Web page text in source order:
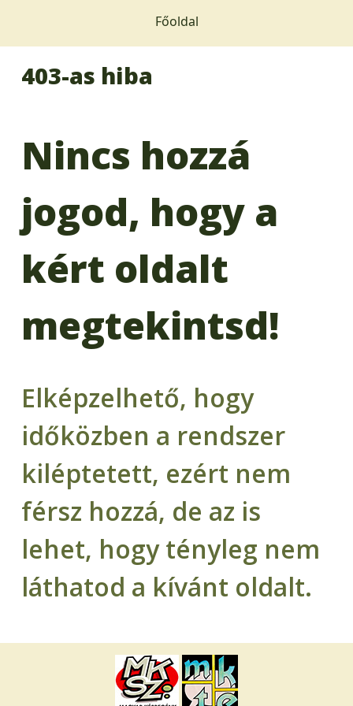
Főoldal
403-as hiba
Nincs hozzá
jogod, hogy a
kért oldalt
megtekintsd!
Elképzelhető, hogy
időközben a rendszer
kiléptetett, ezért nem
férsz hozzá, de az is
lehet, hogy tényleg nem
láthatod a kívánt oldalt.